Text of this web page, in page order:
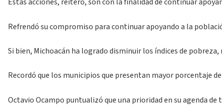
Refrendó su compromiso para continuar apoyando a la
Si bien, Michoacán ha logrado disminuir los índices de
Recordó que los municipios que presentan mayor porcentaje
Octavio Ocampo puntualizó que una prioridad en su agenda